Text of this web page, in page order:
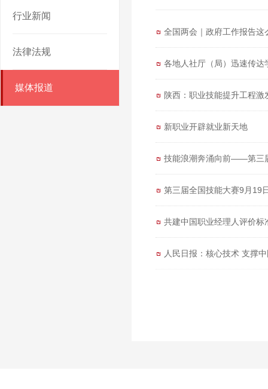
行业新闻
法律法规
媒体报道
全国两会｜政府工作报告
各地人社厅（局）迅速传
陕西：职业技能提升工程激
新职业开辟就业新天地
技能浪潮奔涌向前——第三
第三届全国技能大赛9月19
共建中国职业经理人评价标
人民日报：核心技术 支撑